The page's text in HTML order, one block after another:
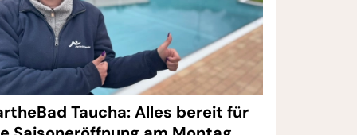
Taucha: Alles bereit für